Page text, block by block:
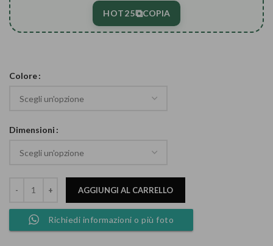
HOT25⧉COPIA
Colore
Dimensioni
AGGIUNGI AL CARRELLO
Richiedi informazioni o più foto